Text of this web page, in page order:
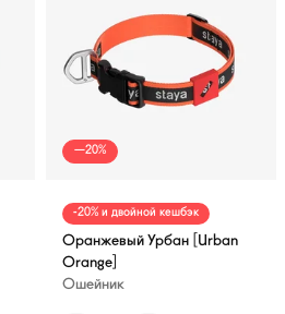
—20%
-20% и двойной кешбэк
Оранжевый Урбан [Urban
Orange]
Ошейник